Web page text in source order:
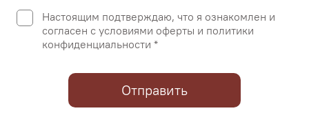
Настоящим подтверждаю, что я ознакомлен и
согласен с условиями оферты и политики
конфиденциальности *
Отправить